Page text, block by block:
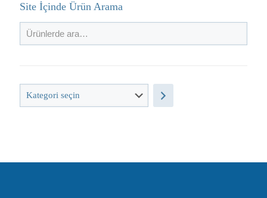
Site İçinde Ürün Arama
Kategori